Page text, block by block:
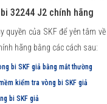
32244 J2 chính hãng
quyền của SKF để yên tâm
hãng bằng các cách sau:
bi SKF giả bằng mắt thường
kiểm tra vòng bi SKF giả
bi SKF giả